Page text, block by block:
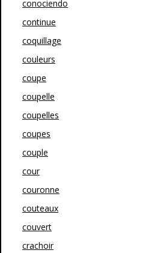
conociendo
continue
coquillage
couleurs
coupe
coupelle
coupelles
coupes
couple
cour
couronne
couteaux
couvert
crachoir